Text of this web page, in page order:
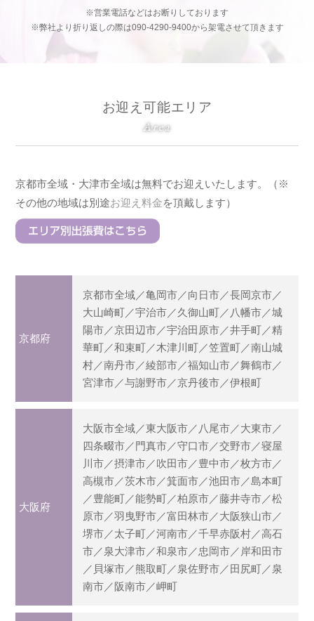
※営業電話などはお断りしております
※弊社より折り返しの際は090-4290-9400から架電させて頂きます
お迎え可能エリア
Area
京都市全域・大津市全域は無料でお迎えいたします。（※
その他の地域は別途お迎え料金を頂戴します）
京都府
京都市全域／亀岡市／向日市／長岡京市／
大山崎町／宇治市／久御山町／八幡市／城
陽市／京田辺市／宇治田原市／井手町／精
華町／和束町／木津川町／笠置町／南山城
村／南丹市／綾部市／福知山市／舞鶴市／
宮津市／与謝野市／京丹後市／伊根町
大阪府
大阪市全域／東大阪市／八尾市／大東市／
四条畷市／門真市／守口市／交野市／寝屋
川市／摂津市／吹田市／豊中市／枚方市／
高槻市／茨木市／箕面市／池田市／島本町
／豊能町／能勢町／柏原市／藤井寺市／松
原市／羽曳野市／富田林市／大阪狭山市／
堺市／太子町／河南市／千早赤阪村／高石
市／泉大津市／和泉市／忠岡市／岸和田市
／貝塚市／熊取町／泉佐野市／田尻町／泉
南市／阪南市／岬町